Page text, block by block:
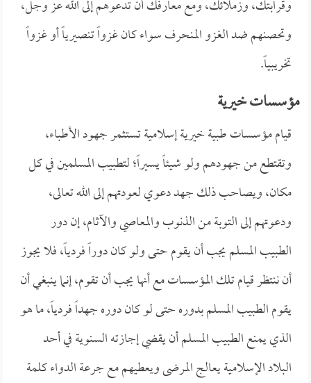
وقرابتك، وزملائك، ومع معارفك أن تدعوهم إلى الله عز وجل،
وتحصنهم ضد الغزو المنحرف سواء كان غزواً تنصيرياً أو غزواً
تخريبياً.
مؤسسات خيرية
قيام مؤسسات طبية خيرية إسلامية تستثمر جهود الأطباء،
وتقتطع من جهودهم ولو شيئاً يسيراً؛ لتطبيب المسلمين في كل
مكان، ويصاحب ذلك جهد دعوي لعودتهم إلى الله تعالى،
ودعوتهم إلى التوبة من الذنوب والمعاصي والآثام، إن دور
الطبيب المسلم يجب أن يقوم حتى ولو كان دوراً فردياً، فلا يجوز
أن ننتظر قيام تلك المؤسسات مع أنها يجب أن تقوم، إنما ينبغي أن
يقوم الطبيب المسلم بدوره حتى لو كان دوره جهداً فردياً، ما هو
الذي يمنع الطبيب المسلم أن يقضي إجازته السنوية في أحد
البلاد الإسلامية يعالج المرضى ويعطيهم مع جرعة الدواء كلمة